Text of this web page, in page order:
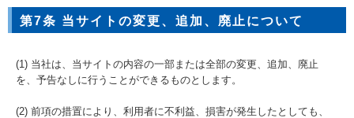
第7条 当サイトの変更、追加、廃止について
(1) 当社は、当サイトの内容の一部または全部の変更、追加、廃止
を、予告なしに行うことができるものとします。
(2) 前項の措置により、利用者に不利益、損害が発生したとしても、